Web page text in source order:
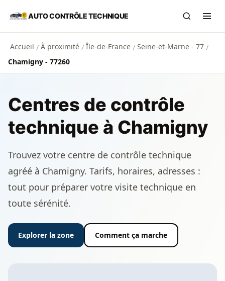
Aller au contenu principal
AUTO CONTRÔLE TECHNIQUE
Accueil / À proximité / Île-de-France / Seine-et-Marne - 77 /
Chamigny - 77260
Centres de contrôle
technique à Chamigny
Trouvez votre centre de contrôle technique
agréé à Chamigny. Tarifs, horaires, adresses :
tout pour préparer votre visite technique en
toute sérénité.
Explorer la zone Comment ça marche